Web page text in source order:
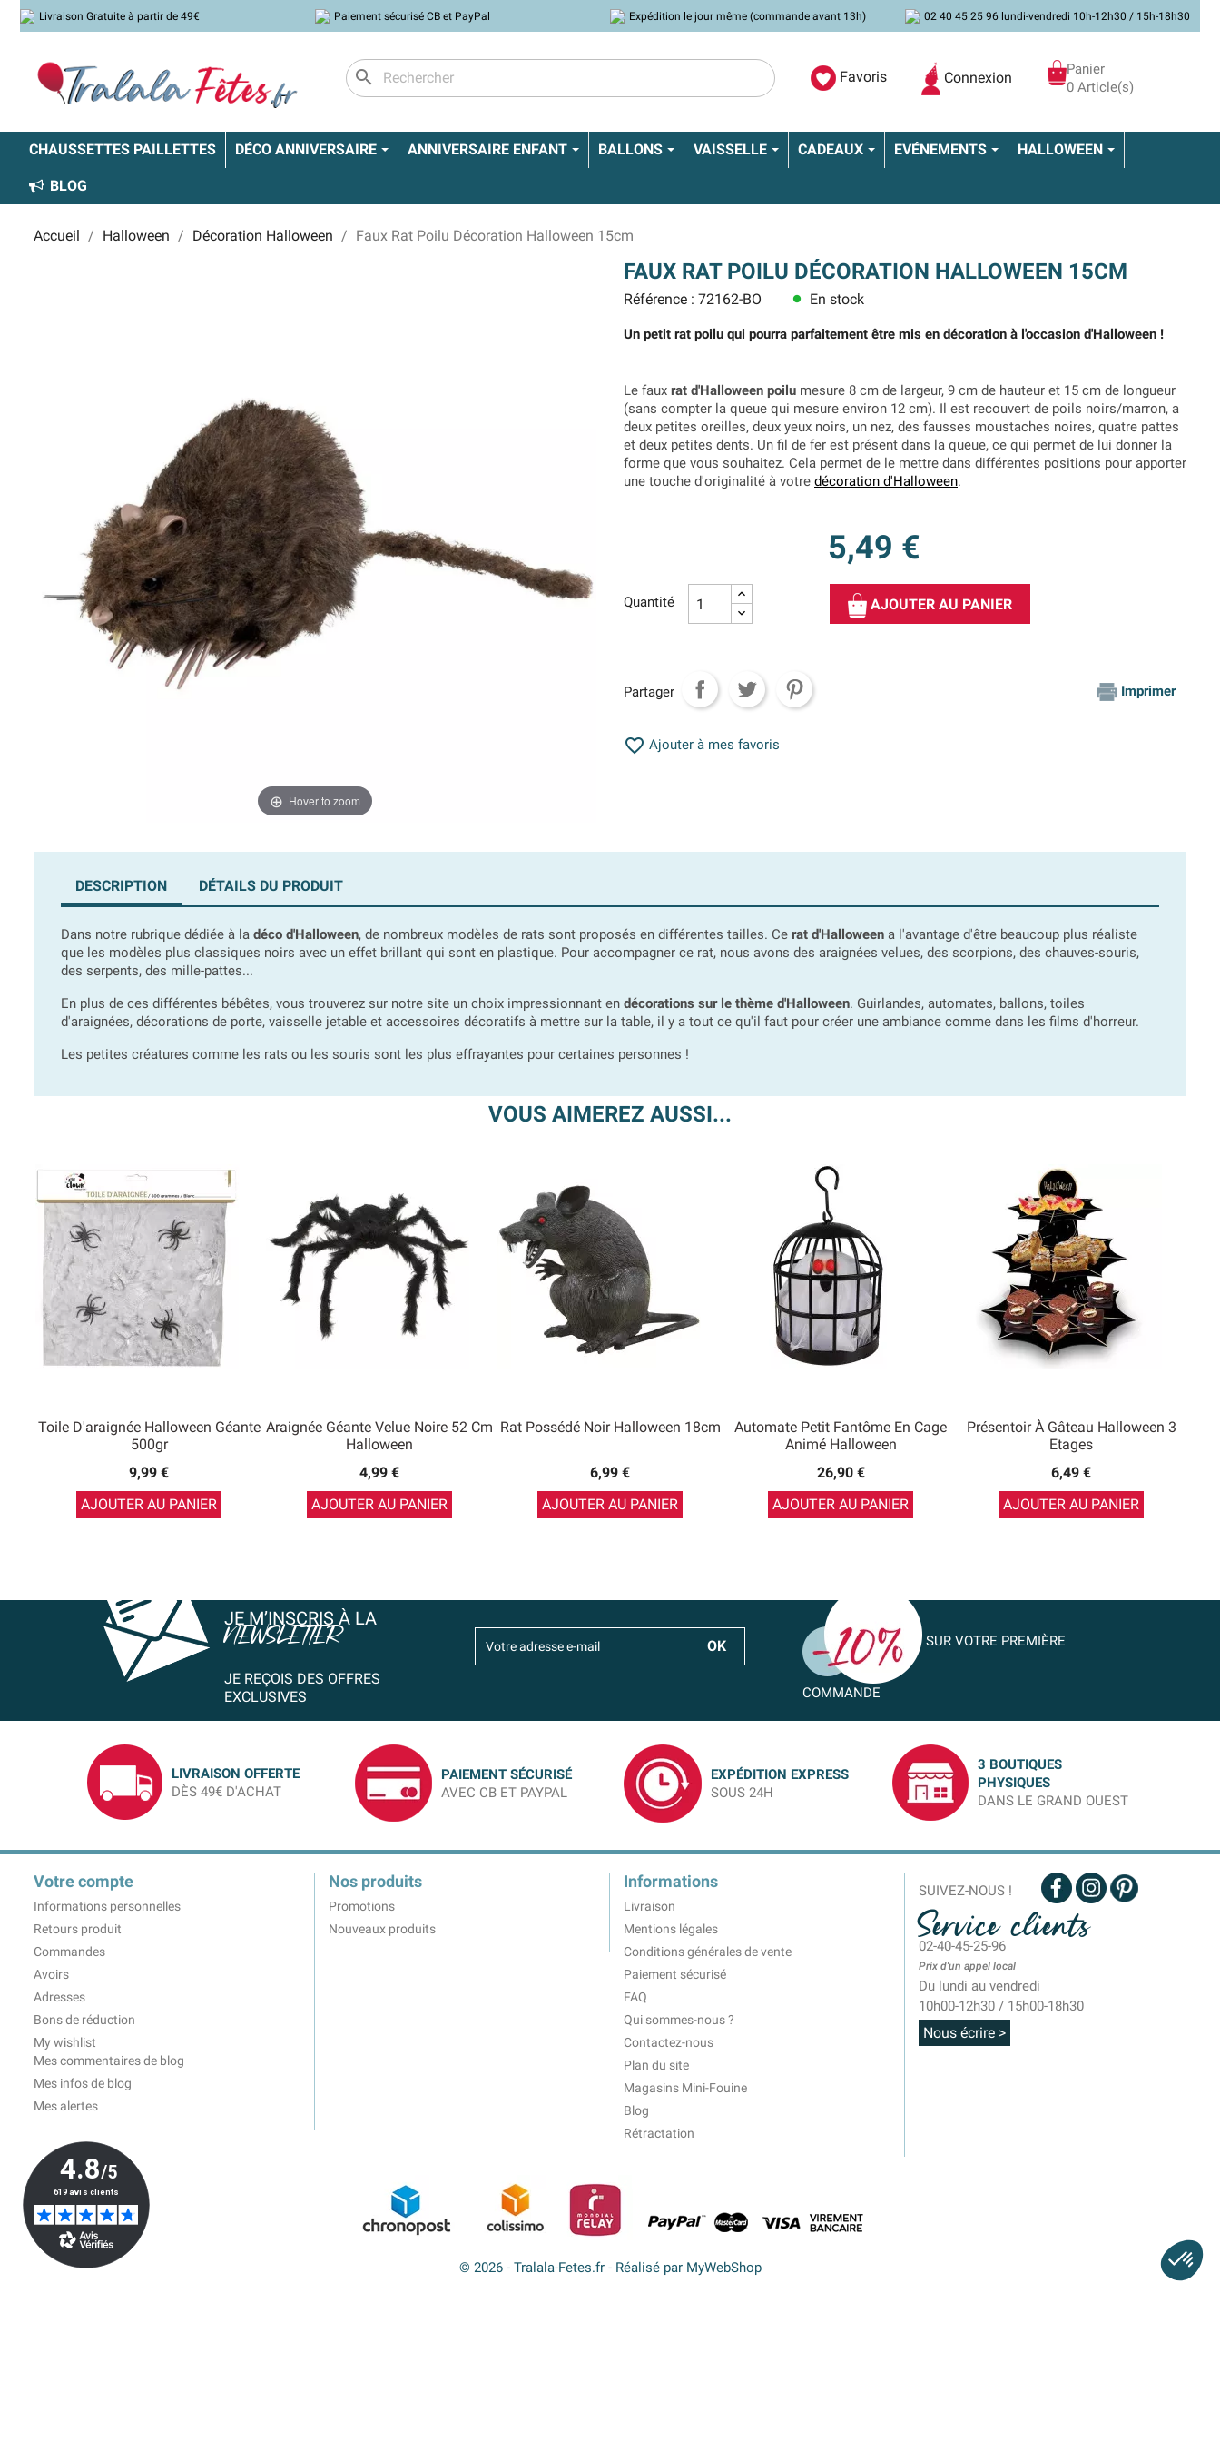
Livraison Gratuite à partir de 49€ Paiement sécurisé CB et PayPal Expédition le jour même (commande avant 13h) 02 40 45 25 96 lundi-vendredi 10h-12h30 / 15h-18h30
search Favoris Connexion
Panier
0 Article(s)
CHAUSSETTES PAILLETTES DÉCO ANNIVERSAIRE ANNIVERSAIRE ENFANT BALLONS VAISSELLE CADEAUX EVÉNEMENTS HALLOWEEN
BLOG
Accueil Halloween Décoration Halloween Faux Rat Poilu Décoration Halloween 15cm
Hover to zoom
FAUX RAT POILU DÉCORATION HALLOWEEN 15CM
Référence : 72162-BO lens En stock
Un petit rat poilu qui pourra parfaitement être mis en décoration à l'occasion d'Halloween !
Le faux rat d'Halloween poilu mesure 8 cm de largeur, 9 cm de hauteur et 15 cm de longueur
(sans compter la queue qui mesure environ 12 cm). Il est recouvert de poils noirs/marron, a
deux petites oreilles, deux yeux noirs, un nez, des fausses moustaches noires, quatre pattes
et deux petites dents. Un fil de fer est présent dans la queue, ce qui permet de lui donner la
forme que vous souhaitez. Cela permet de le mettre dans différentes positions pour apporter
une touche d'originalité à votre décoration d'Halloween.
5,49 €
Quantité AJOUTER AU PANIER
Partager Imprimer
 Ajouter à mes favoris
DESCRIPTION DÉTAILS DU PRODUIT
Dans notre rubrique dédiée à la déco d'Halloween, de nombreux modèles de rats sont proposés en différentes tailles. Ce rat d'Halloween a l'avantage d'être beaucoup plus réaliste
que les modèles plus classiques noirs avec un effet brillant qui sont en plastique. Pour accompagner ce rat, nous avons des araignées velues, des scorpions, des chauves-souris,
des serpents, des mille-pattes...
En plus de ces différentes bébêtes, vous trouverez sur notre site un choix impressionnant en décorations sur le thème d'Halloween. Guirlandes, automates, ballons, toiles
d'araignées, décorations de porte, vaisselle jetable et accessoires décoratifs à mettre sur la table, il y a tout ce qu'il faut pour créer une ambiance comme dans les films d'horreur.
Les petites créatures comme les rats ou les souris sont les plus effrayantes pour certaines personnes !
VOUS AIMEREZ AUSSI...
Toile D'araignée Halloween Géante
500gr
9,99 €
AJOUTER AU PANIER
Araignée Géante Velue Noire 52 Cm
Halloween
4,99 €
AJOUTER AU PANIER
Rat Possédé Noir Halloween 18cm
6,99 €
AJOUTER AU PANIER
Automate Petit Fantôme En Cage
Animé Halloween
26,90 €
AJOUTER AU PANIER
Présentoir À Gâteau Halloween 3
Etages
6,49 €
AJOUTER AU PANIER
JE M’INSCRIS À LA
NEWSLETTER
JE REÇOIS DES OFFRES
EXCLUSIVES
SUR VOTRE PREMIÈRE
COMMANDE
LIVRAISON OFFERTE
DÈS 49€ D'ACHAT
PAIEMENT SÉCURISÉ
AVEC CB ET PAYPAL
EXPÉDITION EXPRESS
SOUS 24H
3 BOUTIQUES
PHYSIQUES
DANS LE GRAND OUEST
Votre compte
Informations personnelles
Retours produit
Commandes
Avoirs
Adresses
Bons de réduction
My wishlist
Mes commentaires de blog
Mes infos de blog
Mes alertes
Nos produits
Promotions
Nouveaux produits
Informations
Livraison
Mentions légales
Conditions générales de vente
Paiement sécurisé
FAQ
Qui sommes-nous ?
Contactez-nous
Plan du site
Magasins Mini-Fouine
Blog
Rétractation
SUIVEZ-NOUS !
Service clients
02-40-45-25-96
Prix d'un appel local
Du lundi au vendredi
10h00-12h30 / 15h00-18h30
Nous écrire >
© 2026 - Tralala-Fetes.fr - Réalisé par MyWebShop